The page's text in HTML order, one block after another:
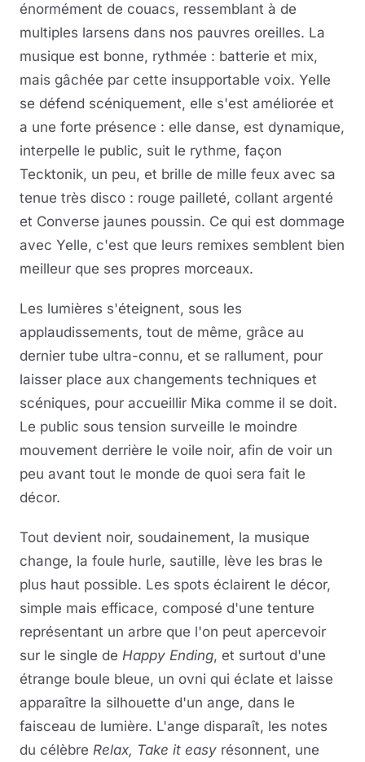
énormément de couacs, ressemblant à de
multiples larsens dans nos pauvres oreilles. La
musique est bonne, rythmée : batterie et mix,
mais gâchée par cette insupportable voix. Yelle
se défend scéniquement, elle s'est améliorée et
a une forte présence : elle danse, est dynamique,
interpelle le public, suit le rythme, façon
Tecktonik, un peu, et brille de mille feux avec sa
tenue très disco : rouge pailleté, collant argenté
et Converse jaunes poussin. Ce qui est dommage
avec Yelle, c'est que leurs remixes semblent bien
meilleur que ses propres morceaux.
Les lumières s'éteignent, sous les
applaudissements, tout de même, grâce au
dernier tube ultra-connu, et se rallument, pour
laisser place aux changements techniques et
scéniques, pour accueillir Mika comme il se doit.
Le public sous tension surveille le moindre
mouvement derrière le voile noir, afin de voir un
peu avant tout le monde de quoi sera fait le
décor.
Tout devient noir, soudainement, la musique
change, la foule hurle, sautille, lève les bras le
plus haut possible. Les spots éclairent le décor,
simple mais efficace, composé d'une tenture
représentant un arbre que l'on peut apercevoir
sur le single de Happy Ending, et surtout d'une
étrange boule bleue, un ovni qui éclate et laisse
apparaître la silhouette d'un ange, dans le
faisceau de lumière. L'ange disparaît, les notes
du célèbre Relax, Take it easy résonnent, une